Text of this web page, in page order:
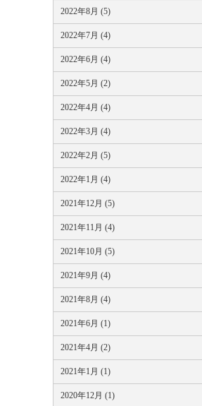
2022年8月 (5)
2022年7月 (4)
2022年6月 (4)
2022年5月 (2)
2022年4月 (4)
2022年3月 (4)
2022年2月 (5)
2022年1月 (4)
2021年12月 (5)
2021年11月 (4)
2021年10月 (5)
2021年9月 (4)
2021年8月 (4)
2021年6月 (1)
2021年4月 (2)
2021年1月 (1)
2020年12月 (1)